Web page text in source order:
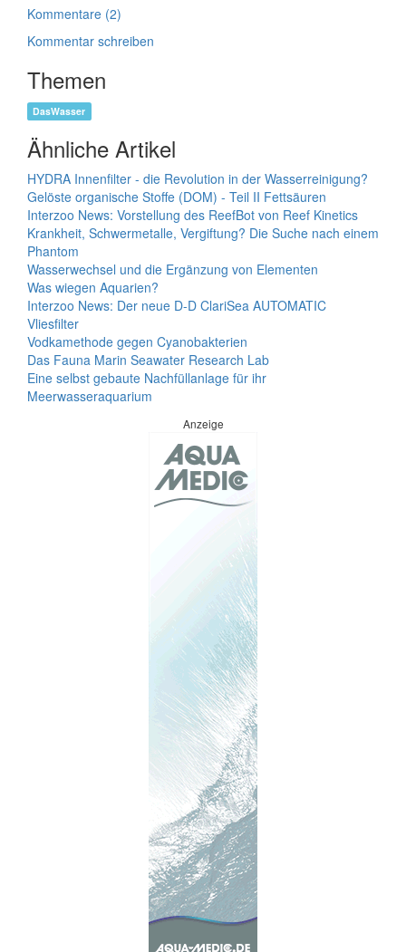
Kommentare (2)
Kommentar schreiben
Themen
DasWasser
Ähnliche Artikel
HYDRA Innenfilter - die Revolution in der Wasserreinigung?
Gelöste organische Stoffe (DOM) - Teil II Fettsäuren
Interzoo News: Vorstellung des ReefBot von Reef Kinetics
Krankheit, Schwermetalle, Vergiftung? Die Suche nach einem
Phantom
Wasserwechsel und die Ergänzung von Elementen
Was wiegen Aquarien?
Interzoo News: Der neue D-D ClariSea AUTOMATIC
Vliesfilter
Vodkamethode gegen Cyanobakterien
Das Fauna Marin Seawater Research Lab
Eine selbst gebaute Nachfüllanlage für ihr
Meerwasseraquarium
Anzeige